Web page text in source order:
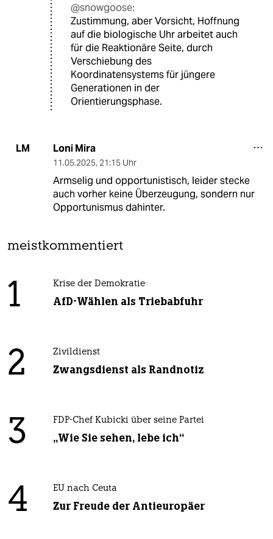
@snowgoose:
Zustimmung, aber Vorsicht, Hoffnung
auf die biologische Uhr arbeitet auch
für die Reaktionäre Seite, durch
Verschiebung des
Koordinatensystems für jüngere
Generationen in der
Orientierungsphase.
LM Loni Mira
11.05.2025, 21:15 Uhr
Armselig und opportunistisch, leider stecke
auch vorher keine Überzeugung, sondern nur
Opportunismus dahinter.
meistkommentiert
1 Krise der Demokratie
AfD-Wählen als Triebabfuhr
2 Zivildienst
Zwangsdienst als Randnotiz
3 FDP-Chef Kubicki über seine Partei
„Wie Sie sehen, lebe ich“
4 EU nach Ceuta
Zur Freude der Antieuropäer